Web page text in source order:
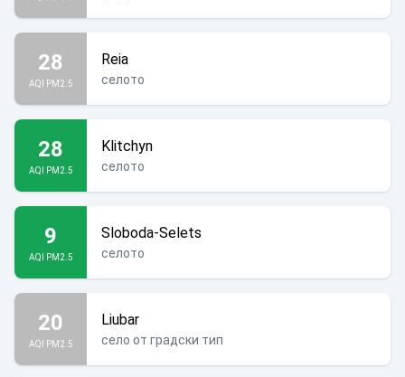
28
AQI PM2.5
Reia
селото
28
AQI PM2.5
Klitchyn
селото
9
AQI PM2.5
Sloboda-Selets
селото
20
AQI PM2.5
Liubar
село от градски тип